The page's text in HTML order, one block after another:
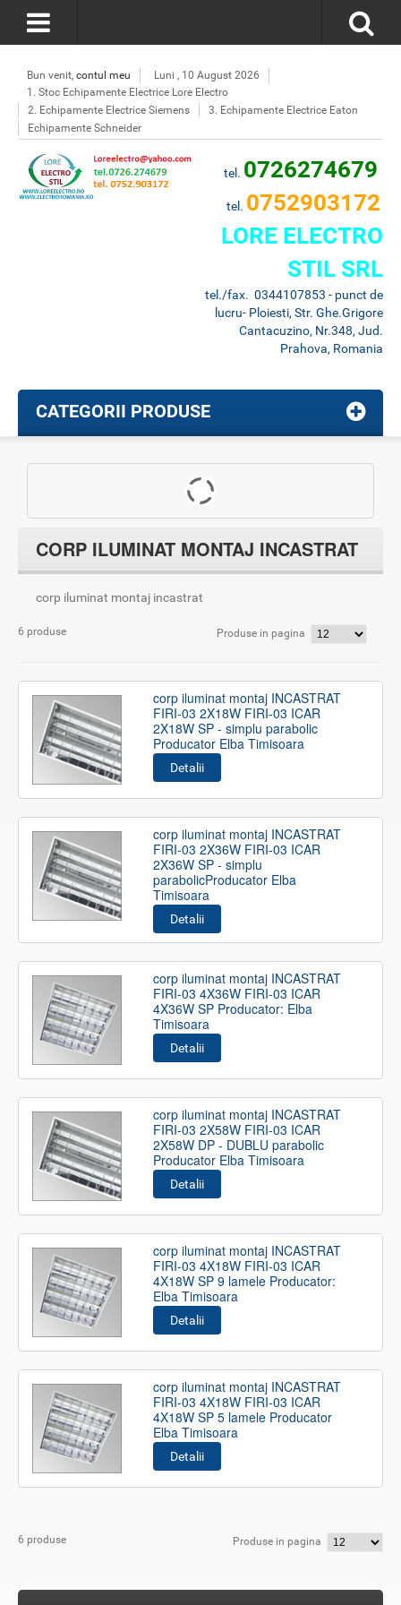
Bun venit, contul meu
Luni , 10 August 2026
1. Stoc Echipamente Electrice Lore Electro
2. Echipamente Electrice Siemens
3. Echipamente Electrice Eaton
Echipamente Schneider
tel. 0726274679
tel. 0752903172
LORE ELECTRO
STIL SRL
tel./fax. 0344107853 - punct de
lucru- Ploiesti, Str. Ghe.Grigore
Cantacuzino, Nr.348, Jud.
Prahova, Romania
CATEGORII PRODUSE
CORP ILUMINAT MONTAJ INCASTRAT
corp iluminat montaj incastrat
6 produse Produse in pagina
corp iluminat montaj INCASTRAT
FIRI-03 2X18W FIRI-03 ICAR
2X18W SP - simplu parabolic
Producator Elba Timisoara
Detalii
corp iluminat montaj INCASTRAT
FIRI-03 2X36W FIRI-03 ICAR
2X36W SP - simplu
parabolicProducator Elba
Timisoara
Detalii
corp iluminat montaj INCASTRAT
FIRI-03 4X36W FIRI-03 ICAR
4X36W SP Producator: Elba
Timisoara
Detalii
corp iluminat montaj INCASTRAT
FIRI-03 2X58W FIRI-03 ICAR
2X58W DP - DUBLU parabolic
Producator Elba Timisoara
Detalii
corp iluminat montaj INCASTRAT
FIRI-03 4X18W FIRI-03 ICAR
4X18W SP 9 lamele Producator:
Elba Timisoara
Detalii
corp iluminat montaj INCASTRAT
FIRI-03 4X18W FIRI-03 ICAR
4X18W SP 5 lamele Producator
Elba Timisoara
Detalii
6 produse Produse in pagina